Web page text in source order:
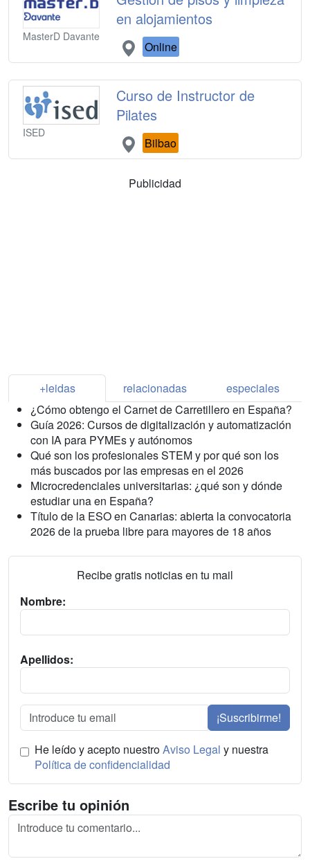
MasterD Davante
en alojamientos
Online
ISED
Curso de Instructor de
Pilates
Bilbao
Publicidad
+leidas relacionadas
especiales
¿Cómo obtengo el Carnet de Carretillero en España?
Guía 2026: Cursos de digitalización y automatización
con IA para PYMEs y autónomos
Qué son los profesionales STEM y por qué son los
más buscados por las empresas en el 2026
Microcredenciales universitarias: ¿qué son y dónde
estudiar una en España?
Título de la ESO en Canarias: abierta la convocatoria
2026 de la prueba libre para mayores de 18 años
Recibe gratis noticias en tu mail
Nombre:
Apellidos:
¡Suscribirme!
He leído y acepto nuestroAviso Legal y nuestra
Política de confidencialidad
Escribe tu opinión